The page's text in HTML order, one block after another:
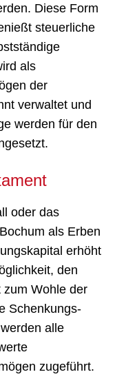
Nachhaltigkeit
erhalten
Erträge für die
werden.
Bochum
und so
Diese Form
steuerliche
als
der
verwaltet und
werden für den